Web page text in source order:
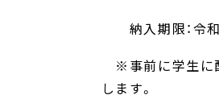
納入期限：令和
※事前に学生に
します。